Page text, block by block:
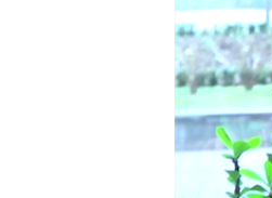
ՁԳՏԵԼՈՎ ԼԱՎԱԳՈՒՅՆԻՆ